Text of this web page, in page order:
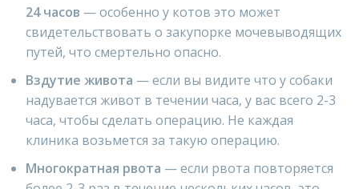
24 часов — особенно у котов это может
свидетельствовать о закупорке мочевыводящих
путей, что смертельно опасно.
Вздутие живота — если вы видите что у собаки
надувается живот в течении часа, у вас всего 2-3
часа, чтобы сделать операцию. Не каждая
клиника возьмется за такую операцию.
Многократная рвота — если рвота повторяется